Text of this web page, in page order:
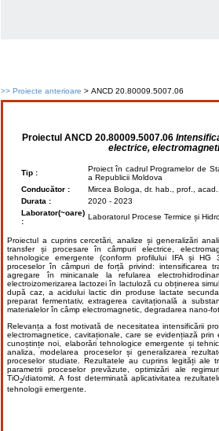
>> Proiecte anterioare > ANCD 20.80009.5007.06
Proiectul ANCD 20.80009.5007.06
electrice,
Tip :
Proiect în cadrul Programelor de
a Republicii Moldova
Conducător :
Mircea Bologa, dr. hab., prof., acad.
Durata :
2020 - 2023
Laborator(~oare)
:
Laboratorul Procese Termice și
Proiectul a cuprins cercetări, analize și generalizări
transfer și procesare în câmpuri electrice,
tehnologice emergente (conform profilului IFA și HG
proceselor în câmpuri de forță privind: intensificarea
agregare în minicanale la refularea
electroizomerizarea lactozei în lactuloză cu obținerea
după caz, a acidului lactic din produse lactate
preparat fermentativ, extragerea cavitațională a
materialelor în câmp electromagnetic, degradarea nano-
Relevanța a fost motivată de necesitatea intensificării
electromagnetice, cavitaționale, care se evidențiază
cunoștințe noi, elaborări tehnologice emergente și
analiza, modelarea proceselor și generalizarea
proceselor studiate. Rezultatele au cuprins legități ale
parametrii proceselor prevăzute, optimizări ale
TiO2/diatomit. A fost determinată aplicativitatea
tehnologii emergente.